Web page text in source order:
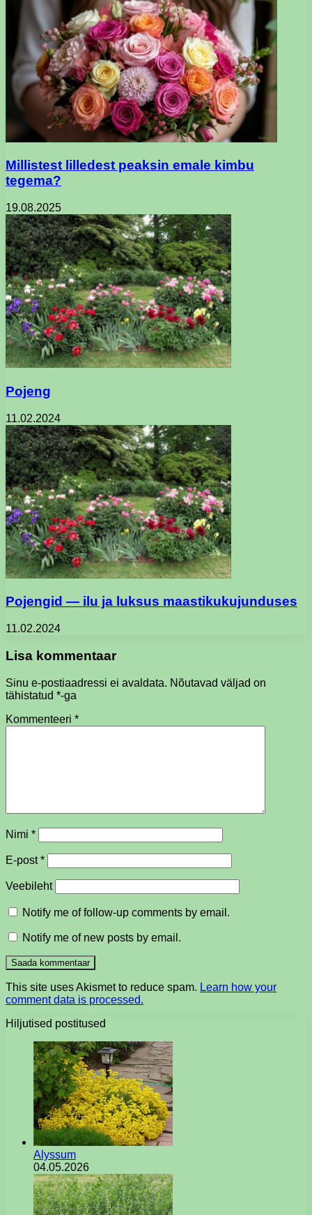
Millistest lilledest peaksin emale kimbu
tegema?
19.08.2025
Pojeng
11.02.2024
Pojengid — ilu ja luksus maastikukujunduses
11.02.2024
Lisa kommentaar
Sinu e-postiaadressi ei avaldata. Nõutavad väljad on
tähistatud *-ga
Kommenteeri *
Nimi *
E-post*
Veebileht
Notify me of follow-up comments by email.
Notify me of new posts by email.
This site uses Akismet to reduce spam. Learn how your
comment data is processed.
Hiljutised postitused
Alyssum
04.05.2026